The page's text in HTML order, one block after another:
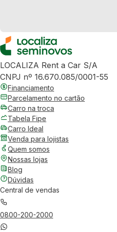
LOCALIZA Rent a Car S/A
CNPJ nº 16.670.085/0001-55
Financiamento
Parcelamento no cartão
Carro na troca
Tabela Fipe
Carro Ideal
Venda para lojistas
Quem somos
Nossas lojas
Blog
Dúvidas
Central de vendas
0800-200-2000